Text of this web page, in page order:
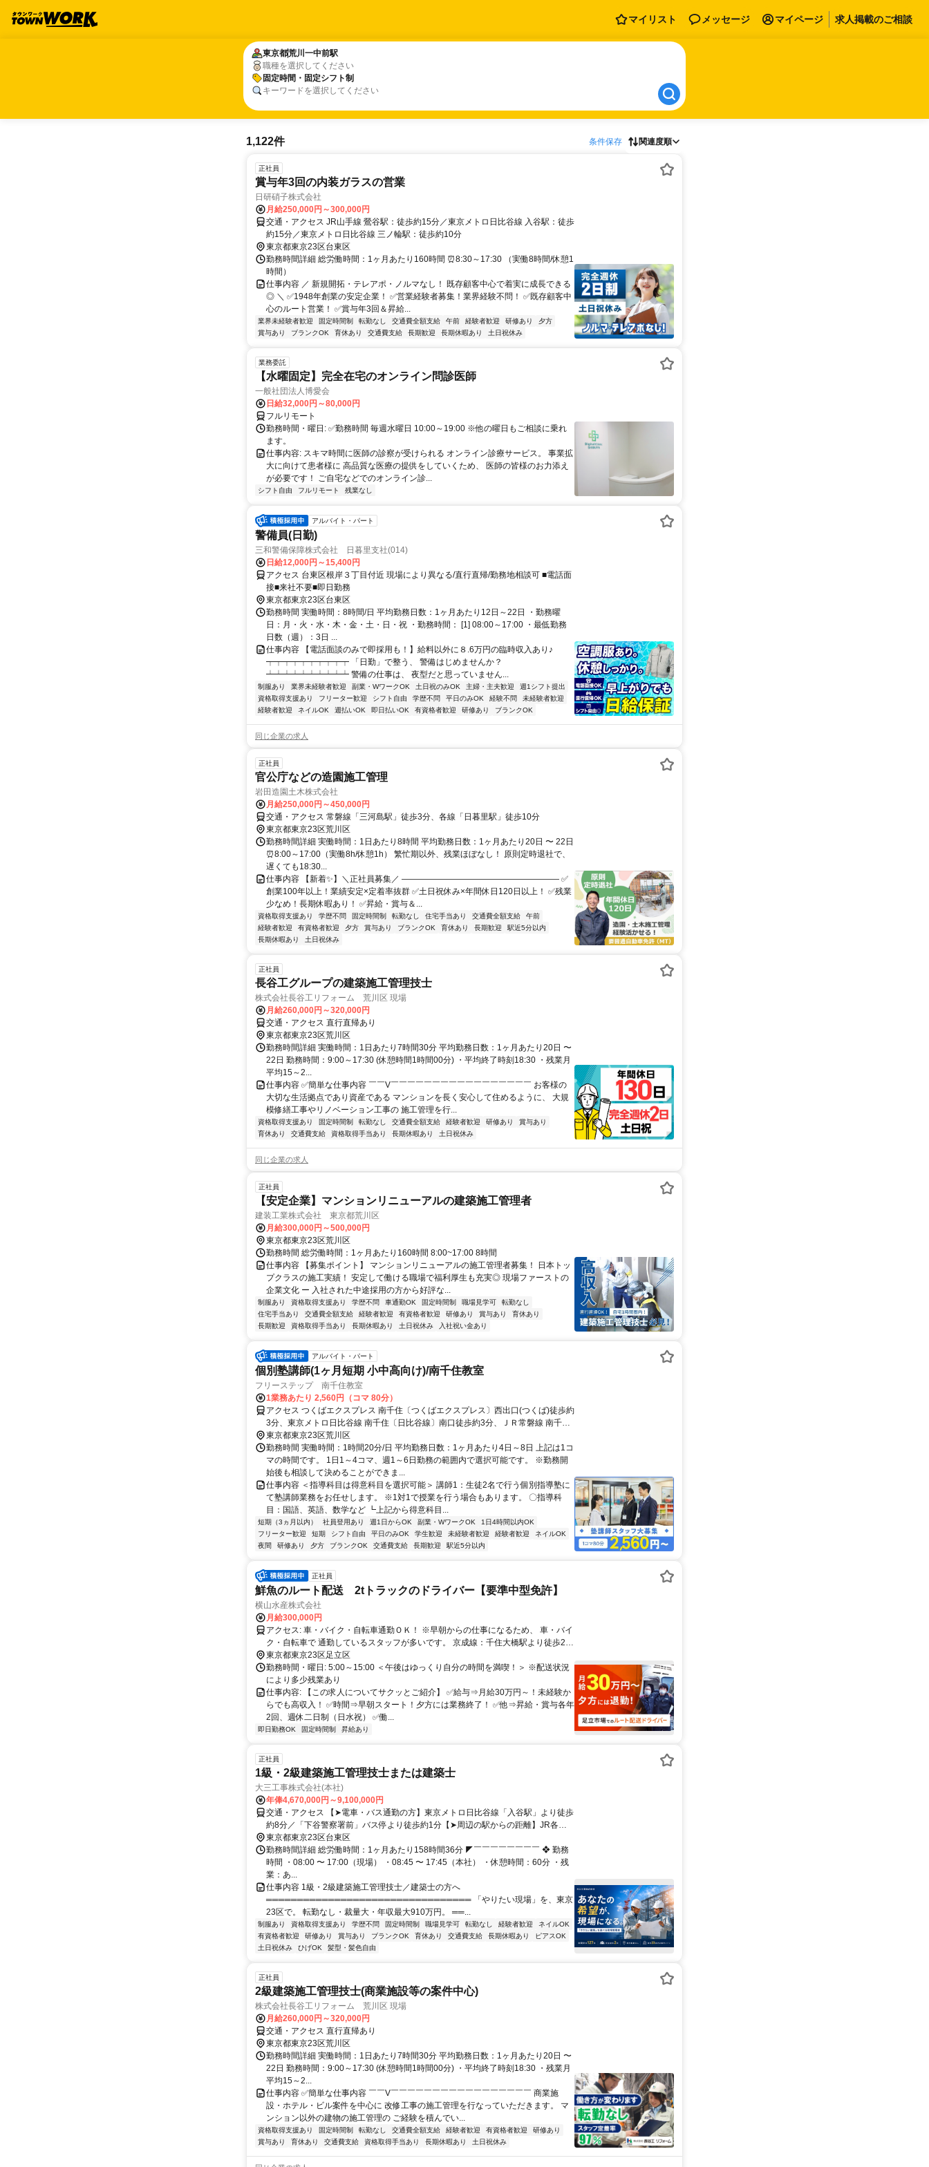
マイリスト メッセージ マイページ 求人掲載のご相談
東京都荒川一中前駅
職種を選択してください
固定時間・固定シフト制
キーワードを選択してください
東京都荒川一中前駅
固定時間・固定シフト制
1,122件 条件保存 関連度順
正社員
賞与年3回の内装ガラスの営業
日研硝子株式会社
月給250,000円～300,000円
交通・アクセス JR山手線 鶯谷駅：徒歩約15分／東京メトロ日比谷線 入谷駅：徒歩
約15分／東京メトロ日比谷線 三ノ輪駅：徒歩約10分
東京都東京23区台東区
勤務時間詳細 総労働時間：1ヶ月あたり160時間 ⏰8:30～17:30 （実働8時間/休憩1
時間）
仕事内容 ／ 新規開拓・テレアポ・ノルマなし！ 既存顧客中心で着実に成長できる
◎ ＼ ✅1948年創業の安定企業！ ✅営業経験者募集！業界経験不問！ ✅既存顧客中
心のルート営業！ ✅賞与年3回＆昇給...
業界未経験者歓迎 固定時間制 転勤なし 交通費全額支給 午前 経験者歓迎 研修あり
夕方
賞与あり
ブランクOK 育休あり 交通費支給 長期歓迎 長期休暇あり 土日祝休み
業務委託
【水曜固定】完全在宅のオンライン問診医師
一般社団法人博愛会
日給32,000円～80,000円
フルリモート
勤務時間・曜日: ✅勤務時間 毎週水曜日 10:00～19:00 ※他の曜日もご相談に乗れ
ます。
仕事内容: スキマ時間に医師の診察が受けられる オンライン診療サービス。 事業拡
大に向けて患者様に 高品質な医療の提供をしていくため、 医師の皆様のお力添え
が必要です！ ご自宅などでのオンライン診...
シフト自由 フルリモート 残業なし
アルバイト・パート
警備員(日勤)
三和警備保障株式会社 日暮里支社(014)
日給12,000円～15,400円
アクセス 台東区根岸３丁目付近 現場により異なる/直行直帰/勤務地相談可 ■電話面
接■来社不要■即日勤務
東京都東京23区台東区
勤務時間 実働時間：8時間/日 平均勤務日数：1ヶ月あたり12日～22日 ・勤務曜
日：月・火・水・木・金・土・日・祝 ・勤務時間： [1] 08:00～17:00 ・最低勤務
日数（週）：3日 ...
仕事内容 【電話面談のみで即採用も！】給料以外に８.6万円の臨時収入あり♪
┯┯┯┯┯┯┯┯┯┯ 「日勤」で整う、 警備はじめませんか？
┷┷┷┷┷┷┷┷┷┷ 警備の仕事は、 夜型だと思っていません...
制服あり 業界未経験者歓迎 副業・WワークOK 土日祝のみOK 主婦・主夫歓迎
週1シフト提出
資格取得支援あり
フリーター歓迎 シフト自由 学歴不問 平日のみOK 経験不問
未経験者歓迎
経験者歓迎
ネイルOK 週払いOK 即日払いOK 有資格者歓迎 研修あり ブランクOK
同じ企業の求人
正社員
官公庁などの造園施工管理
岩田造園土木株式会社
月給250,000円～450,000円
交通・アクセス 常磐線「三河島駅」徒歩3分、各線「日暮里駅」徒歩10分
東京都東京23区荒川区
勤務時間詳細 実働時間：1日あたり8時間 平均勤務日数：1ヶ月あたり20日 〜 22日
⏰8:00～17:00（実働8h/休憩1h） 繁忙期以外、残業ほぼなし！ 原則定時退社で、
遅くても18:30...
仕事内容 【新着✨】＼正社員募集／ ――――――――――――――――――― ✅
創業100年以上！業績安定×定着率抜群 ✅土日祝休み×年間休日120日以上！ ✅残業
少なめ！長期休暇あり！ ✅昇給・賞与＆...
資格取得支援あり 学歴不問 固定時間制 転勤なし 住宅手当あり 交通費全額支給
午前
経験者歓迎
有資格者歓迎 夕方 賞与あり ブランクOK 育休あり 長期歓迎
駅近5分以内
長期休暇あり
土日祝休み
正社員
長谷工グループの建築施工管理技士
株式会社長谷工リフォーム 荒川区 現場
月給260,000円～320,000円
交通・アクセス 直行直帰あり
東京都東京23区荒川区
勤務時間詳細 実働時間：1日あたり7時間30分 平均勤務日数：1ヶ月あたり20日 〜
22日 勤務時間：9:00～17:30 (休憩時間1時間00分) ・平均終了時刻18:30 ・残業月
平均15～2...
仕事内容 ✅簡単な仕事内容 ￣￣V￣￣￣￣￣￣￣￣￣￣￣￣￣￣￣￣￣ お客様の
大切な生活拠点であり資産である マンションを長く安心して住めるように、 大規
模修繕工事やリノベーション工事の 施工管理を行...
資格取得支援あり 固定時間制 転勤なし 交通費全額支給 経験者歓迎 研修あり
賞与あり
育休あり
交通費支給 資格取得手当あり 長期休暇あり 土日祝休み
同じ企業の求人
正社員
【安定企業】マンションリニューアルの建築施工管理者
建装工業株式会社 東京都荒川区
月給300,000円～500,000円
東京都東京23区荒川区
勤務時間 総労働時間：1ヶ月あたり160時間 8:00~17:00 8時間
仕事内容 【募集ポイント】 マンションリニューアルの施工管理者募集！ 日本トッ
プクラスの施工実績！ 安定して働ける職場で福利厚生も充実◎ 現場ファーストの
企業文化 ー 入社された中途採用の方から好評な...
制服あり 資格取得支援あり 学歴不問 車通勤OK 固定時間制 職場見学可
転勤なし
住宅手当あり
交通費全額支給 経験者歓迎 有資格者歓迎 研修あり 賞与あり
育休あり
長期歓迎
資格取得手当あり 長期休暇あり 土日祝休み 入社祝い金あり
アルバイト・パート
個別塾講師(1ヶ月短期 小中高向け)/南千住教室
フリーステップ 南千住教室
1業務あたり 2,560円（コマ 80分）
アクセス つくばエクスプレス 南千住〔つくばエクスプレス〕西出口(つくば)徒歩約
3分、東京メトロ日比谷線 南千住〔日比谷線〕南口徒歩約3分、ＪＲ常磐線 南千住
（常磐線）西口(JR)徒歩約3分 JR東日本常磐線「南千住駅」より徒歩2分
東京都東京23区荒川区
勤務時間 実働時間：1時間20分/日 平均勤務日数：1ヶ月あたり4日～8日 上記は1コ
マの時間です。 1日1～4コマ、週1～6日勤務の範囲内で選択可能です。 ※勤務開
始後も相談して決めることができま...
仕事内容 ＜指導科目は得意科目を選択可能＞ 講師1：生徒2名で行う個別指導塾に
て塾講師業務をお任せします。 ※1対1で授業を行う場合もあります。 〇指導科
目：国語、英語、数学など ┗上記から得意科目...
短期（3ヵ月以内） 社員登用あり 週1日からOK 副業・WワークOK
1日4時間以内OK
フリーター歓迎
短期 シフト自由 平日のみOK 学生歓迎 未経験者歓迎 経験者歓迎
ネイルOK
夜間
研修あり 夕方 ブランクOK 交通費支給 長期歓迎 駅近5分以内
正社員
鮮魚のルート配送 2tトラックのドライバー【要準中型免許】
横山水産株式会社
月給300,000円
アクセス: 車・バイク・自転車通勤ＯＫ！ ※早朝からの仕事になるため、 車・バイ
ク・自転車で 通勤しているスタッフが多いです。 京成線：千住大橋駅より徒歩2分
各線：北千住駅より徒歩13分 (日比谷線/千代田線/つくばエクスプレス 東武スカイ
ツリーライン/ＪＲ常磐線)
東京都東京23区足立区
勤務時間・曜日: 5:00～15:00 ＜午後はゆっくり自分の時間を満喫！＞ ※配送状況
により多少残業あり
仕事内容: 【この求人についてサクッとご紹介】 ✅️給与⇒月給30万円～！未経験か
らでも高収入！ ✅️時間⇒早朝スタート！夕方には業務終了！ ✅️他⇒昇給・賞与各年
2回、週休二日制（日水祝） ✅️働...
即日勤務OK 固定時間制 昇給あり
正社員
1級・2級建築施工管理技士または建築士
大三工事株式会社(本社)
年俸4,670,000円～9,100,000円
交通・アクセス 【➤電車・バス通勤の方】東京メトロ日比谷線「入谷駅」より徒歩
約8分／「下谷警察署前」バス停より徒歩約1分【➤周辺の駅からの距離】JR各
線・東京メトロ「上野駅」より約1.7km／JR各線・京成本線「日暮里駅」より約
1.8km／東武スカイツリーライン・東京メトロ「浅草駅」より約2.1km【➤周辺区
役所からの距離】台東区役所より約1.7km／荒川区役所より約1.7km
東京都東京23区台東区
勤務時間詳細 総労働時間：1ヶ月あたり158時間36分 ◤￣￣￣￣￣￣￣￣ ❖ 勤務
時間 ・08:00 〜 17:00（現場） ・08:45 〜 17:45（本社） ・休憩時間：60分 ・残
業：あ...
仕事内容 1級・2級建築施工管理技士／建築士の方へ
═════════════════════════════════ 「やりたい現場」を、東京
23区で。 転勤なし・裁量大・年収最大910万円。 ══...
制服あり 資格取得支援あり 学歴不問 固定時間制 職場見学可 転勤なし 経験者歓迎
ネイルOK
有資格者歓迎
研修あり 賞与あり ブランクOK 育休あり 交通費支給 長期休暇あり
ピアスOK
土日祝休み
ひげOK 髪型・髪色自由
正社員
2級建築施工管理技士(商業施設等の案件中心)
株式会社長谷工リフォーム 荒川区 現場
月給260,000円～320,000円
交通・アクセス 直行直帰あり
東京都東京23区荒川区
勤務時間詳細 実働時間：1日あたり7時間30分 平均勤務日数：1ヶ月あたり20日 〜
22日 勤務時間：9:00～17:30 (休憩時間1時間00分) ・平均終了時刻18:30 ・残業月
平均15～2...
仕事内容 ✅簡単な仕事内容 ￣￣V￣￣￣￣￣￣￣￣￣￣￣￣￣￣￣￣￣ 商業施
設・ホテル・ビル案件を中心に 改修工事の施工管理を行なっていただきます。 マ
ンション以外の建物の施工管理の ご経験を積んでい...
資格取得支援あり 固定時間制 転勤なし 交通費全額支給 経験者歓迎 有資格者歓迎
研修あり
賞与あり
育休あり 交通費支給 資格取得手当あり 長期休暇あり 土日祝休み